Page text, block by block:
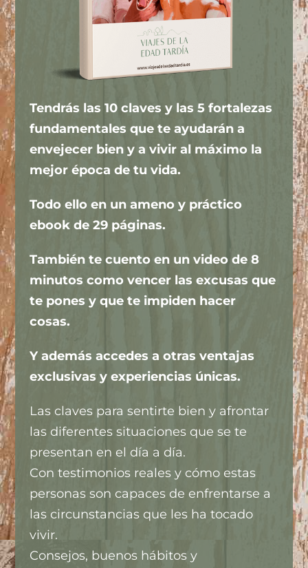
Tendrás las 10 claves y las 5 fortalezas
fundamentales que te ayudarán a
envejecer bien y a vivir al máximo la
mejor época de tu vida.
Todo ello en un ameno y práctico
ebook de 29 páginas.
También te cuento en un video de 8
minutos como vencer las excusas que
te pones y que te impiden hacer
cosas.
Y además accedes a otras ventajas
exclusivas y experiencias únicas.
Las claves para sentirte bien y afrontar
las diferentes situaciones que se te
presentan en el día a día.
Con testimonios reales y cómo estas
personas son capaces de enfrentarse a
las circunstancias que les ha tocado
vivir.
Consejos, buenos hábitos y